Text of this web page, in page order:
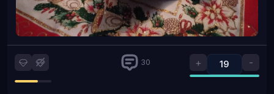
+ 19 -
30